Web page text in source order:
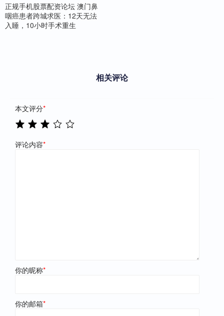
正规手机股票配资论坛 澳门鼻
咽癌患者跨城求医：12天无法
入睡，10小时手术重生
相关评论
本文评分*
评论内容*
你的昵称*
你的邮箱*